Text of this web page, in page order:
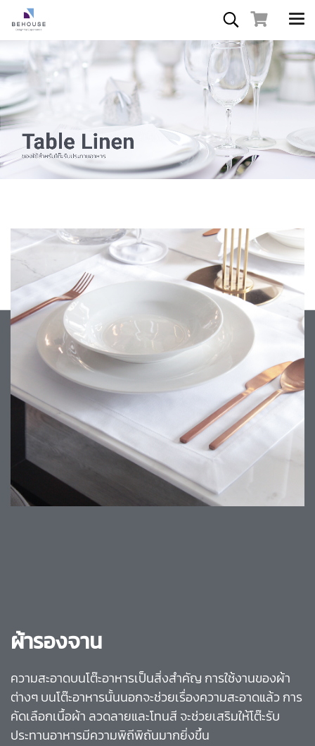
ผ้ารองจาน
ความสะอาดบนโต๊ะอาหารเป็นสิ่งสำคัญ การใช้งานของผ้า
ต่างๆ บนโต๊ะอาหารนั้นนอกจะช่วยเรื่องความสะอาดแล้ว การ
คัดเลือกเนื้อผ้า ลวดลายและโทนสี จะช่วยเสริมให้โต๊ะรับ
ประทานอาหารมีความพิถีพิถันมากยิ่งขึ้น